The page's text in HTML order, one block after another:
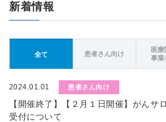
新着情報
全て 患者さん向け
医
事業
2024.01.01 患者さん向け
【開催終了】【２月１日開催】がんサ
受付について